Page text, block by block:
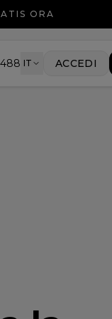
ORA
IT ACCEDI